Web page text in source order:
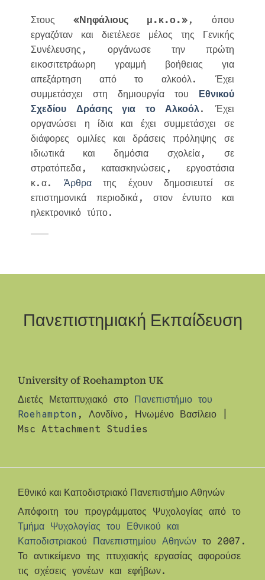
Στους«Νηφάλιους μ.κ.ο.», όπου
εργαζόταν και διετέλεσε μέλος της Γενικής
Συνέλευσης, οργάνωσε την πρώτη
εικοσιτετράωρη γραμμή βοήθειας για
απεξάρτηση από το αλκοόλ. Έχει
συμμετάσχει στη δημιουργία του Εθνικού
Σχεδίου Δράσης για το Αλκοόλ. Έχει
οργανώσει η ίδια και έχει συμμετάσχει σε
διάφορες ομιλίες και δράσεις πρόληψης σε
ιδιωτικά και δημόσια σχολεία, σε
στρατόπεδα, κατασκηνώσεις, εργοστάσια
κ.α.Άρθρα της έχουν δημοσιευτεί σε
επιστημονικά περιοδικά, στον έντυπο και
ηλεκτρονικό τύπο.
Πανεπιστημιακή Εκπαίδευση
University of Roehampton UK
Διετές Μεταπτυχιακό στο Πανεπιστήμιο του
Roehampton , Λονδίνο, Ηνωμένο Βασίλειο |
Msc Attachment Studies
Εθνικό και Καποδιστριακό Πανεπιστήμιο Αθηνών
Απόφοιτη του προγράμματος Ψυχολογίας από το
Τμήμα Ψυχολογίας του Εθνικού και
Καποδιστριακού Πανεπιστημίου Αθηνών το 2007.
Το αντικείμενο της πτυχιακής εργασίας αφορούσε
τις σχέσεις γονέων και εφήβων.